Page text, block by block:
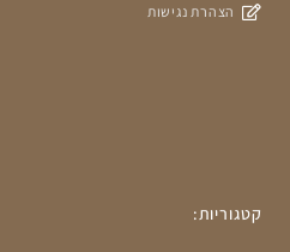
הצהרת נגישות
קטגוריות: